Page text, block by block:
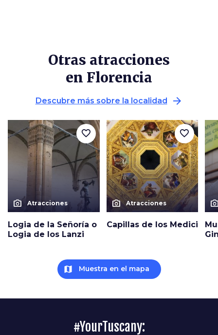
Otras atracciones
en Florencia
Descubre más sobre la localidad arrow_forward
photo_camera Atracciones
Logia de la Señoría o
Logia de los Lanzi
favorite_border
photo_camera Atracciones
Capillas de los Medici
favorite_border
map Muestra en el mapa
#YourTuscany: